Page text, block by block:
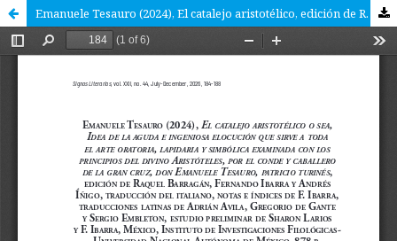
Emanuele Tesauro (2024), El catalejo aristotélico, edición de R. Barragán, F. Ibarra y A. Íñigo, México, Instituto de Investigaciones Filológicas-Universidad Nacional Autónoma de México, 878 p.